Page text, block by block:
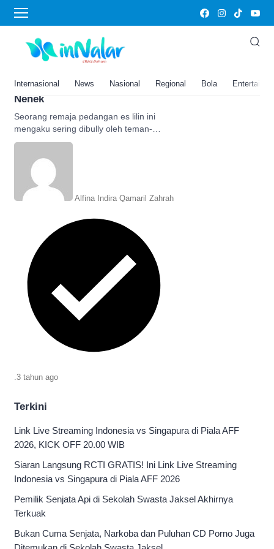
Internasional News Nasional Regional Bola
Es Lilin
Remaja Pedagang Es Lilin Ini
Mengaku Sering Dibully Teman-
Jualan Untuk Menafkahi Ibu dan
Nenek
Seorang remaja pedangan es lilin ini
mengaku sering dibully oleh teman-
teman di sekoahnya, padahal jualan
Alfina Indira Qamaril Zahrah
.3 tahun ago
Terkini
Link Live Streaming Indonesia vs Singapura di Piala AFF
2026, KICK OFF 20.00 WIB
Siaran Langsung RCTI GRATIS! Ini Link Live Streaming
Indonesia vs Singapura di Piala AFF 2026
Pemilik Senjata Api di Sekolah Swasta Jaksel Akhirnya
Terkuak
Bukan Cuma Senjata, Narkoba dan Puluhan CD Porno Juga